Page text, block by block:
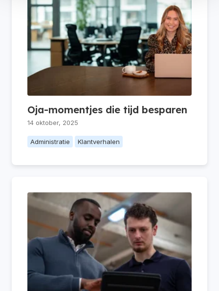
Oja-momentjes die tijd besparen
14 oktober, 2025
Administratie Klantverhalen